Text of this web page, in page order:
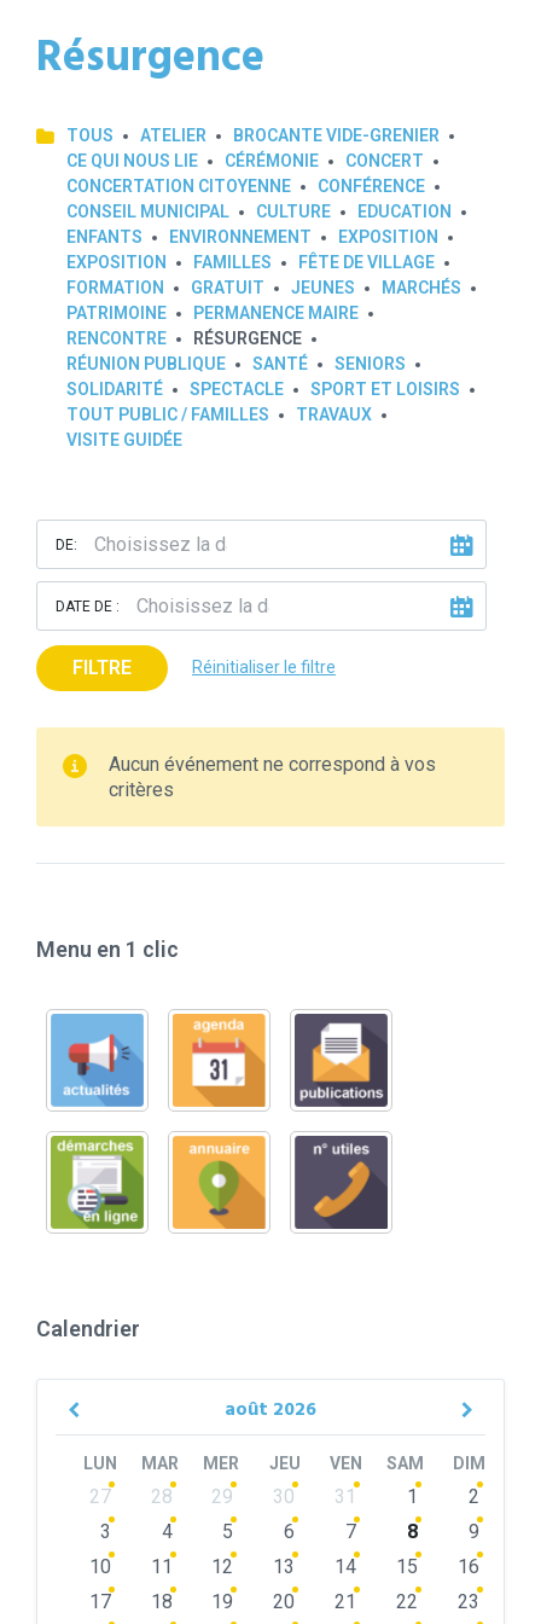
Résurgence
TOUS ATELIER
BROCANTE VIDE-GRENIER
CE QUI NOUS LIE
CÉRÉMONIE
CONCERT
CONCERTATION CITOYENNE
CONFÉRENCE
CONSEIL MUNICIPAL
CULTURE
EDUCATION
ENFANTS
ENVIRONNEMENT
EXPOSITION
EXPOSITION
FAMILLES
FÊTE DE VILLAGE
FORMATION
GRATUIT JEUNES
MARCHÉS
PATRIMOINE
PERMANENCE MAIRE
RENCONTRE
RÉSURGENCE
RÉUNION PUBLIQUE
SANTÉ
SENIORS
SOLIDARITÉ
SPECTACLE
SPORT ET LOISIRS
TOUT PUBLIC / FAMILLES
TRAVAUX
VISITE GUIDÉE
DE:
DATE DE :
FILTRE Réinitialiser le filtre
Aucun événement ne correspond à vos
critères
Menu en 1 clic
Calendrier
août 2026
Previous
LUN MAR MER JEU VEN SAM DIM
Skip
calendar
27 28 29 30 31 1
2
3
4 5 6 7 8
9
10
11 12 13 14 15
16
17
18 19 20 21 22
23